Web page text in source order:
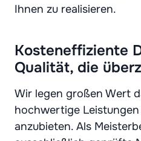
Ihnen zu realisieren.
Kosteneffiziente
Qualität, die
Wir legen großen Wert
hochwertige
anzubieten. Als